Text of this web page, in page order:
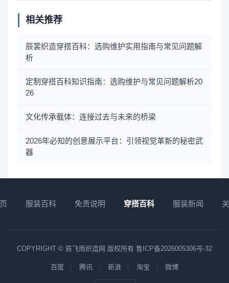
相关推荐
辰裳织造穿搭百科：选购维护实用指南与常见问题解
析
定制穿搭百科知识指南：选购维护与常见问题解析20
26
文化传承载体：连接过去与未来的桥梁
2026年必知的创意展示平台：引领视觉革新的秘密武
器
服装百科 免责说明 穿搭百科 服装新闻
COPYRIGHT © 辰飞雨织造网 版权所有 鲁ICP备2026005306号-32
百度 腾讯 新浪 淘宝 微博